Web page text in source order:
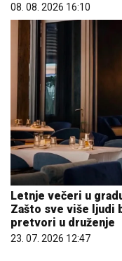
08. 08. 2026 16:10
Letnje večeri u
Zašto sve više ljudi
pretvori u druženje
23. 07. 2026 12:47